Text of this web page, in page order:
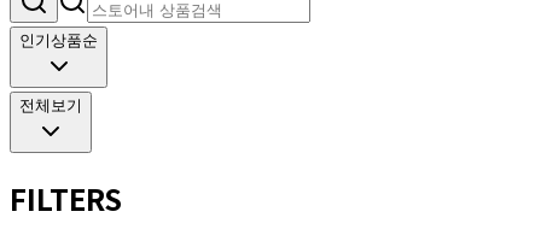
인기상품순
전체보기
FILTERS